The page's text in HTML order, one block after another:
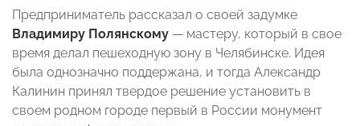
Предприниматель рассказал о своей задумке
Владимиру Полянскому — мастеру, который в свое
время делал пешеходную зону в Челябинске. Идея
была однозначно поддержана, и тогда Александр
Калинин принял твердое решение установить в
своем родном городе первый в России монумент